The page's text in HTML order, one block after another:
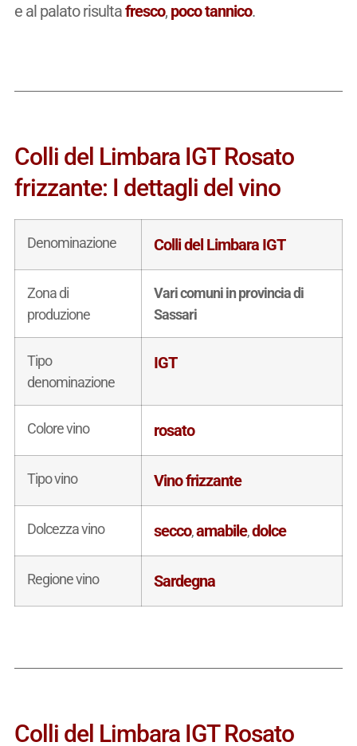
e al palato risultafresco, poco tannico.
Colli del Limbara IGT Rosato
frizzante: I dettagli del vino
Denominazione Colli del Limbara IGT
Zona di
produzione
Vari comuni in provincia di
Sassari
Tipo
denominazione
IGT
Colore vino rosato
Tipo vino Vino frizzante
Dolcezza vino secco,amabile,dolce
Regione vino Sardegna
Colli del Limbara IGT Rosato